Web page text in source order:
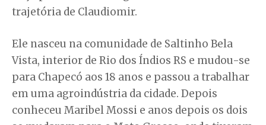
trajetória de Claudiomir.
Ele nasceu na comunidade de Saltinho Bela
Vista, interior de Rio dos Índios RS e mudou-se
para Chapecó aos 18 anos e passou a trabalhar
em uma agroindústria da cidade. Depois
conheceu Maribel Mossi e anos depois os dois